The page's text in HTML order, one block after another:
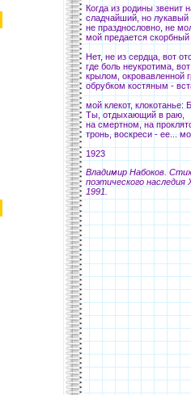
Когда из родины звенит
сладчайший, но лукавый
не празднословно, не
мой предается скорбный
Нет, не из сердца, вот
где боль неукротима,
крылом, окровавленной
обрубком костяным -
мой клекот, клокотанье:
Ты, отдыхающий в раю,
на смертном, на
тронь, воскреси - ее...
1923
Владимир Набоков.
поэтического наследия
1991.